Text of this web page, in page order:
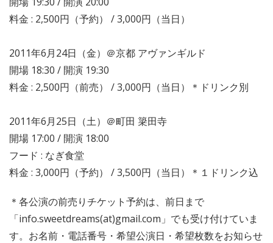
料金 : 2,500円（予約） / 3,000円（当日）
2011年6月24日（金）＠京都 アヴァンギルド
開場 18:30 / 開演 19:30
料金 : 2,500円（前売） / 3,000円（当日）＊ドリンク別
2011年6月25日（土）＠町田 簗田寺
開場 17:00 / 開演 18:00
フード : なぎ食堂
料金 : 3,000円（予約） / 3,500円（当日）＊１ドリンク込
＊各公演の前売りチケット予約は、前日まで
「info.sweetdreams(at)gmail.com」でも受け付けていま
す。お名前・電話番号・希望公演日・希望枚数をお知らせ